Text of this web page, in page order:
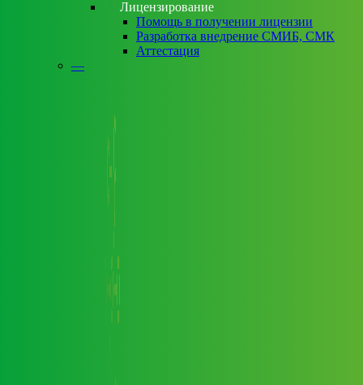
Лицензирование
Помощь в получении лицензии
Разработка внедрение СМИБ, СМК
Аттестация
—